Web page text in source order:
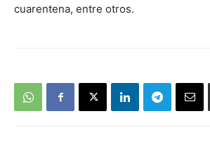
cuarentena, entre otros.